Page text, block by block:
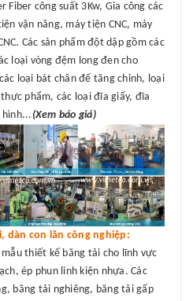
Fiber công suất 3Kw, Gia công các
vận năng, máy tiện CNC, máy
Các sản phẩm đột dập gồm các
loại vòng đệm long đen cho
loại bát chân đế tăng chỉnh, loại
phẩm, các loại đĩa giấy, đĩa
hình... (Xem báo giá)
dàn con lăn công nghiệp:
thiết kế băng tải cho lĩnh vực
ép phun linh kiện nhựa. Các
băng tải nghiêng, băng tải gấp